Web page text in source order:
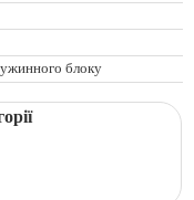
блоку